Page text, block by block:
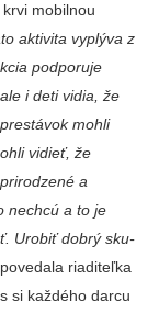
mobilnou
aktivita vyplýva z
podporuje
i deti vidia, že
mohli
vidieť, že
a
nechcú a to je
Urobiť dobrý sku­
povedala riaditeľka
si každého darcu